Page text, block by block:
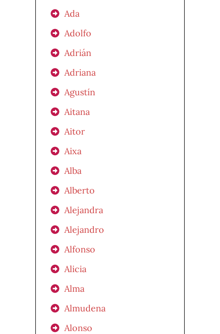
Ada
Adolfo
Adrián
Adriana
Agustín
Aitana
Aitor
Aixa
Alba
Alberto
Alejandra
Alejandro
Alfonso
Alicia
Alma
Almudena
Alonso